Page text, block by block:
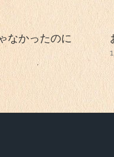
なかったのに